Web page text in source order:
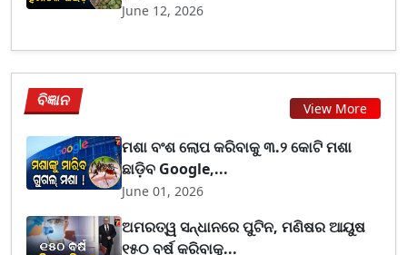
June 12, 2026
ବିଜ୍ଞାନ View More
ମଶା ବଂଶ ଲୋପ କରିବାକୁ ୩.୨ କୋଟି ମଶା
ଛାଡ଼ିବ Google,...
June 01, 2026
ଅମରତ୍ୱ ସନ୍ଧାନରେ ପୁଟିନ, ମଣିଷର ଆୟୁଷ
୧୫୦ ବର୍ଷ କରିବାକୁ...